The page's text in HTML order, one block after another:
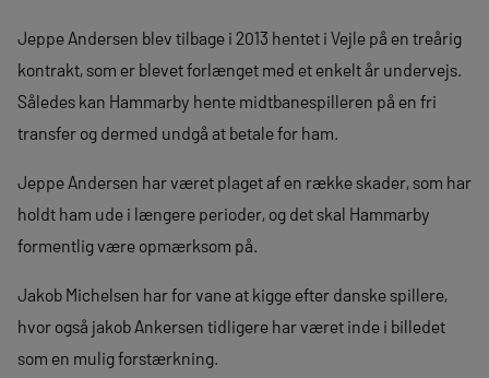
Jeppe Andersen blev tilbage i 2013 hentet i Vejle på en treårig
kontrakt, som er blevet forlænget med et enkelt år undervejs.
Således kan Hammarby hente midtbanespilleren på en fri
transfer og dermed undgå at betale for ham.
Jeppe Andersen har været plaget af en række skader, som har
holdt ham ude i længere perioder, og det skal Hammarby
formentlig være opmærksom på.
Jakob Michelsen har for vane at kigge efter danske spillere,
hvor også jakob Ankersen tidligere har været inde i billedet
som en mulig forstærkning.